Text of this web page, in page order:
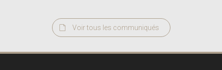
Voir tous les communiqués